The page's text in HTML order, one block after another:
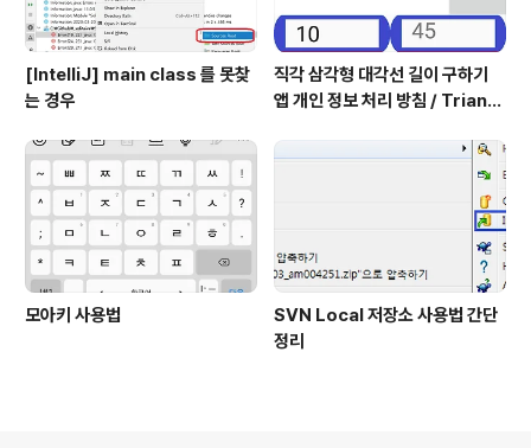
[IntelliJ] main class 를 못찾
는 경우
직각 삼각형 대각선 길이 구하기
앱 개인 정보 처리 방침 / Triangl
cy
모아키 사용법
SVN Local 저장소 사용법 간단
정리